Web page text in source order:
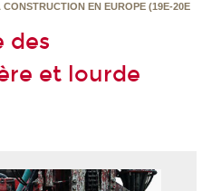
EN EUROPE (19E-20E
des
et lourde